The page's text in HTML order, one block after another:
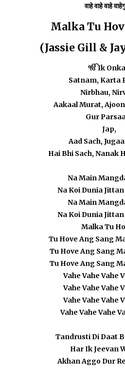
वाहे वाहे वाहे
Malka Tu
(Jassie Gill &
ੴ Ik
Satnam, Karta
Nirbhau,
Aakaal Murat,
Gur
Jap,
Aad Sach,
Hai Bhi Sach, Nanak
Na Main
Na Koi Dunia
Na Main
Na Koi Dunia
Malka Tu
Tu Hove Ang Sang
Tu Hove Ang Sang
Tu Hove Ang Sang
Vahe Vahe Vahe
Vahe Vahe Vahe
Vahe Vahe Vahe
Vahe Vahe Vahe
Tandrusti Di Daat
Har Ik Jeevan
Akhan Aggo Dur